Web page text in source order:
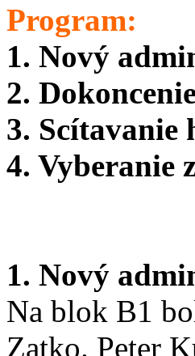
Program:
1. Nový
2.
3. Scítavanie
4. Vyberanie
1. Nový
Na blok B1
Zatko. Peter